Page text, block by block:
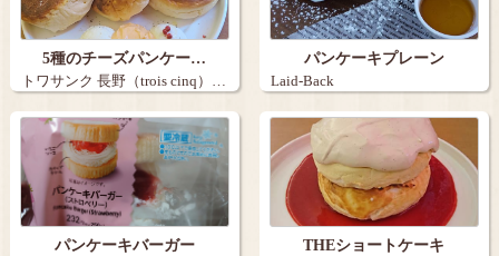
5種のチーズパンケー…
トワサンク 長野（trois cinq）…
パンケーキプレーン
Laid-Back
パンケーキバーガー THEショートケーキ